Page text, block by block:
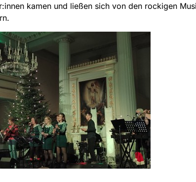
kamen und ließen sich von den rockigen